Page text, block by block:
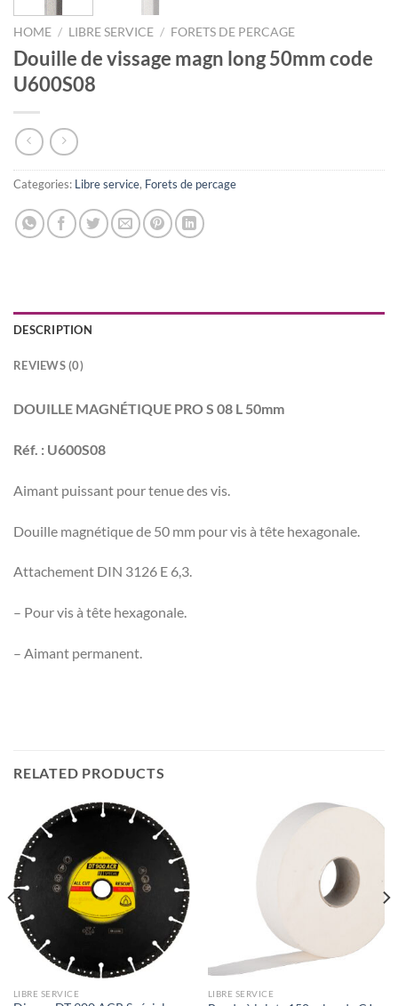
HOME / LIBRE SERVICE / FORETS DE PERCAGE
Douille de vissage magn long 50mm code
U600S08
Categories: Libre service, Forets de percage
DESCRIPTION
REVIEWS (0)
DOUILLE MAGNÉTIQUE PRO S 08 L 50mm
Réf. : U600S08
Aimant puissant pour tenue des vis.
Douille magnétique de 50 mm pour vis à tête hexagonale.
Attachement DIN 3126 E 6,3.
– Pour vis à tête hexagonale.
– Aimant permanent.
RELATED PRODUCTS
LIBRE SERVICE LIBRE SERVICE